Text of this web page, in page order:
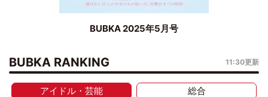
BUBKA 2025年5月号
BUBKA RANKING 11:30更新
アイドル・芸能 総合